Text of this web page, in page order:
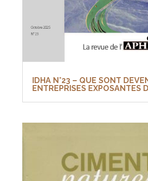
IDHA N°23 – QUE SONT
ENTREPRISES EXPOSANTES